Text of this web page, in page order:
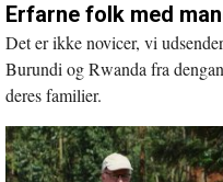
Erfarne folk med
Det er ikke novicer, vi
Burundi og Rwanda fra
deres familier.